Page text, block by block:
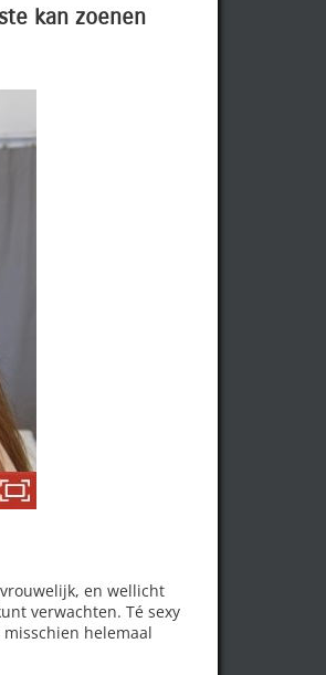
kan zoenen
en wellicht
verwachten. Té sexy
helemaal